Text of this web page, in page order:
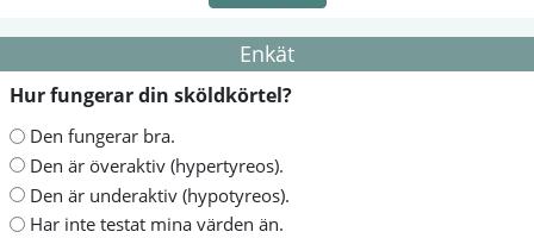
Enkät
Hur fungerar din sköldkörtel?
Den fungerar bra.
Den är överaktiv (hypertyreos).
Den är underaktiv (hypotyreos).
Har inte testat mina värden än.